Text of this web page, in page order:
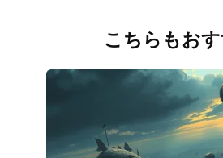
こちらもお